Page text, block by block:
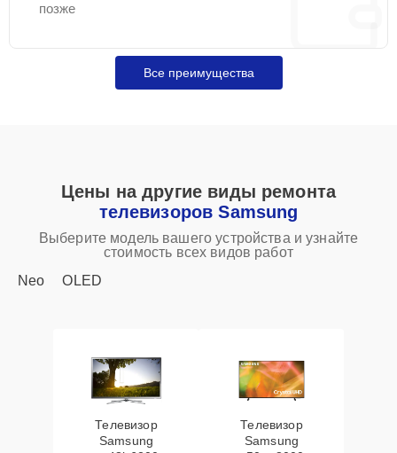
позже
Все преимущества
Цены на другие виды ремонта
телевизоров Samsung
Выберите модель вашего устройства и узнайте
стоимость всех видов работ
Neo
OLED
Телевизор
Samsung
Телевизор
Samsung